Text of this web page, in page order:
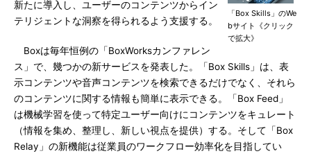
「Box Skills」のWe
bサイト《クリック
で拡大》
新たに導入し、ユーザーのコンテンツからイン
テリジェントな洞察を得られるよう支援する。
Boxは毎年恒例の「BoxWorksカンファレン
ス」で、幾つかの新サービスを発表した。「Box Skills」は、表
示コンテンツや音声コンテンツを検索できるだけでなく、それら
のコンテンツに関する情報も簡単に表示できる。「Box Feed」
は機械学習を使って特定ユーザー向けにコンテンツをキュレート
（情報を集め、整理し、新しい視点を提供）する。そして「Box
Relay」の新機能は従業員のワークフロー効率化を目指してい